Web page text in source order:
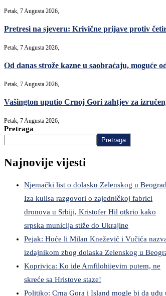
Petak, 7 Augusta 2026,
Pretresi na sjeveru: Krivične prijave protiv
Petak, 7 Augusta 2026,
Od danas strože kazne u saobraćaju, moguće
Petak, 7 Augusta 2026,
Vašington uputio Crnoj Gori zahtjev za
Petak, 7 Augusta 2026,
Pretraga
Pretraga
Najnovije vijesti
Njemački list o dolasku Zelenskog u
Iza kulisa razgovori o zajedničkoj fabrici
dronova u Srbiji, Kristofer Hil otkrio kako
srpska municija stiže do Ukrajine
Pejak: Hoće li Milan Knežević i Vučića
izdajnikom zbog dolaska Zelenskog u
Koprivica: Ko ide Amfilohijevim putem, ne
skreće sa Hristove staze!
Politiko: Crna Gora i Island mogle bi da uđu